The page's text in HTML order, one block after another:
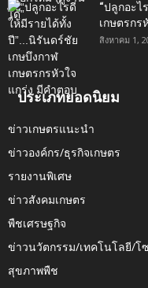
“ปลูกอะไ
เกษตรกร
สิงหาคม 1,
ประเภทยอดนิยม
ข่าวเกษตรแนะนำ
ข่าวองค์กร/ธุรกิจเกษตร
รายงานพิเศษ
ข่าวสังคมเกษตร
พืชเศรษฐกิจ
ข่าวนวัตกรรม/เทคโนโลยี/โ
สุขภาพพืช